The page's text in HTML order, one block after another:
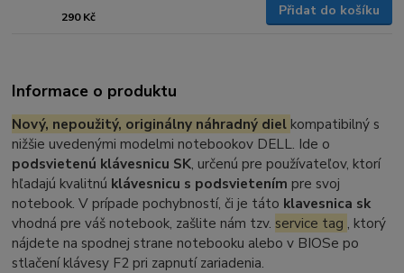
290 Kč Přidat do košíku
Informace o produktu
Nový, nepoužitý, originálny náhradný diel kompatibilný s
nižšie uvedenými modelmi notebookov DELL. Ide o
podsvietenú klávesnicu SK, určenú pre používateľov, ktorí
hľadajú kvalitnú klávesnicu s podsvietením pre svoj
notebook. V prípade pochybností, či je táto klavesnica sk
vhodná pre váš notebook, zašlite nám tzv. service tag , ktorý
nájdete na spodnej strane notebooku alebo v BIOSe po
stlačení klávesy F2 pri zapnutí zariadenia.